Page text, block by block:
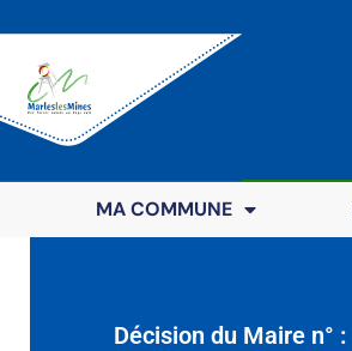
MA COMMUNE
Décision du Maire n° :